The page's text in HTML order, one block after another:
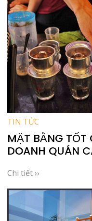
TIN TỨC
MẶT BẰNG
DOANH QUÁN
Chi tiết ››